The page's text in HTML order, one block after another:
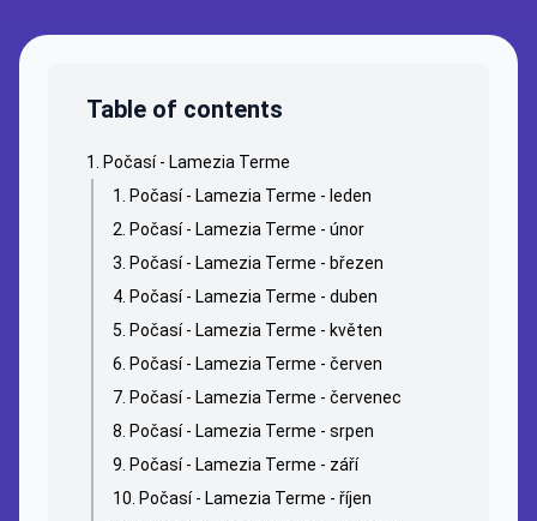
Table of contents
Počasí - Lamezia Terme
Počasí - Lamezia Terme - leden
Počasí - Lamezia Terme - únor
Počasí - Lamezia Terme - březen
Počasí - Lamezia Terme - duben
Počasí - Lamezia Terme - květen
Počasí - Lamezia Terme - červen
Počasí - Lamezia Terme - červenec
Počasí - Lamezia Terme - srpen
Počasí - Lamezia Terme - září
Počasí - Lamezia Terme - říjen